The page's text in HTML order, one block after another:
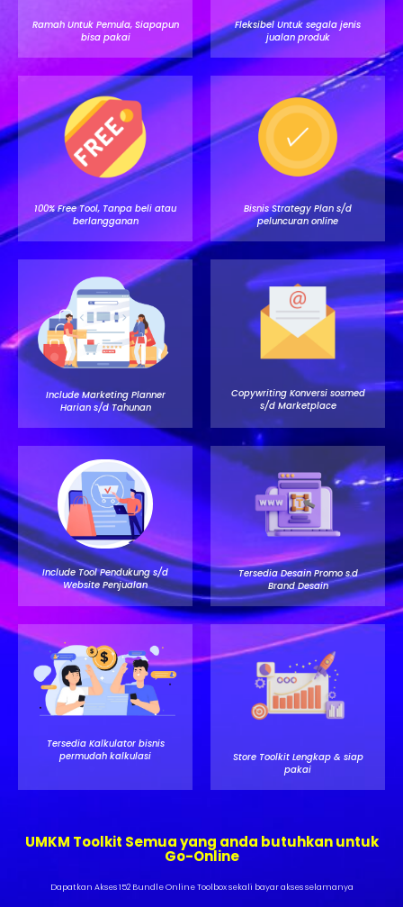
Ramah Untuk Pemula, Siapapun
bisa pakai
Fleksibel Untuk segala jenis
jualan produk
100% Free Tool, Tanpa beli atau
berlangganan
Bisnis Strategy Plan s/d
peluncuran online
Include Marketing Planner
Harian s/d Tahunan
Copywriting Konversi sosmed
s/d Marketplace
Include Tool Pendukung s/d
Website Penjualan
Tersedia Desain Promo s.d
Brand Desain
Tersedia Kalkulator bisnis
permudah kalkulasi
Store Toolkit Lengkap & siap
pakai
UMKM Toolkit Semua yang anda butuhkan untuk
Go-Online
Dapatkan Akses 152 Bundle Online Toolbox sekali bayar akses selamanya